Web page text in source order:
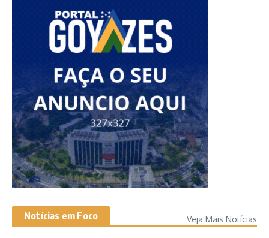
Notícias em Foco Veja Mais Notícias